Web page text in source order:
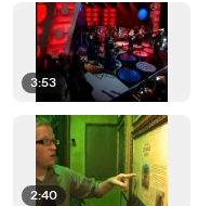
3:53
2:40